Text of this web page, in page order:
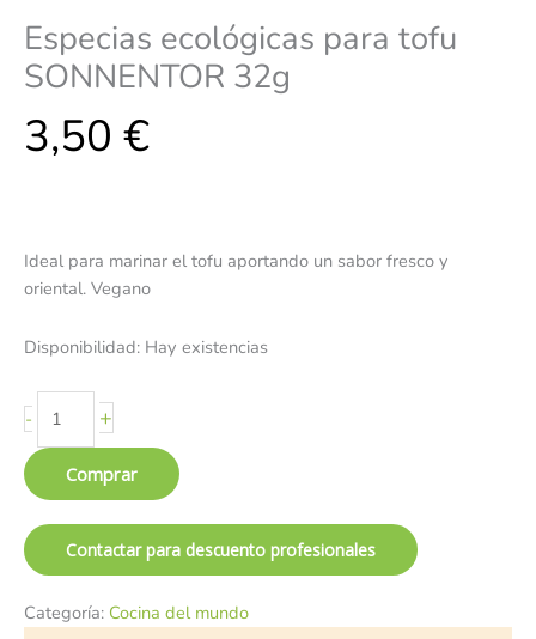
Especias ecológicas para tofu
SONNENTOR 32g
3,50 €
Ideal para marinar el tofu aportando un sabor fresco y
oriental. Vegano
Disponibilidad: Hay existencias
- +
Comprar
Contactar para descuento profesionales
Categoría: Cocina del mundo